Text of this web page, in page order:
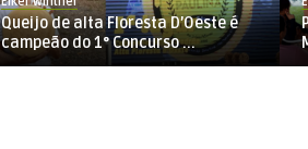
Queijo de alta Floresta D’Oeste é
campeão do 1° Concurso ...